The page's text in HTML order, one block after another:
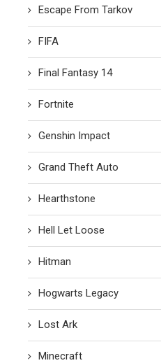
Escape From Tarkov
FIFA
Final Fantasy 14
Fortnite
Genshin Impact
Grand Theft Auto
Hearthstone
Hell Let Loose
Hitman
Hogwarts Legacy
Lost Ark
Minecraft